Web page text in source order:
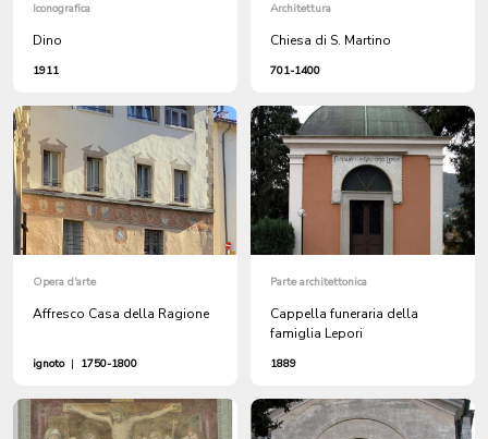
Iconografica
Dino
1911
Architettura
Chiesa di S. Martino
701-1400
Opera d'arte
Affresco Casa della Ragione
ignoto | 1750-1800
Parte architettonica
Cappella funeraria della
famiglia Lepori
1889